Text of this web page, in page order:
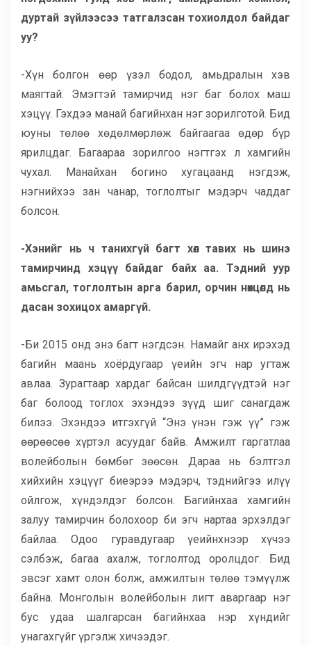
дуртай зүйлээсээ татгалзсан тохиолдол байдаг
уу?
-Хүн болгон өөр үзэл бодол, амьдралын хэв
маягтай. Эмэгтэй тамирчид нэг баг болох маш
хэцүү. Гэхдээ манай багийнхан нэг зорилготой. Бид
юуны төлөө хөдөлмөрлөж байгаагаа өдөр бүр
ярилцдаг. Багаараа зорилгоо нэгтгэх л хамгийн
чухал. Манайхан богино хугацаанд нэгдэж,
нэгнийхээ зан чанар, тоглолтыг мэдэрч чаддаг
болсон.
-Хэнийг нь ч танихгүй багт хөл тавих нь шинэ
тамирчинд хэцүү байдаг байх аа. Тэдний уур
амьсгал, тоглолтын арга барил, орчин нөхцөлд нь
дасан зохицох амаргүй.
-Би 2015 онд энэ багт нэгдсэн. Намайг анх ирэхэд
багийн маань хоёрдугаар үеийн эгч нар угтаж
авлаа. Зурагтаар хардаг байсан шилдгүүдтэй нэг
баг болоод тоглох эхэндээ зүүд шиг санагдаж
билээ. Эхэндээ итгэхгүй “Энэ үнэн гэж үү” гэж
өөрөөсөө хүртэл асуудаг байв. Амжилт гаргатлаа
волейболын бөмбөг зөөсөн. Дараа нь бэлтгэл
хийхийн хэцүүг биеэрээ мэдэрч, тэднийгээ илүү
ойлгож, хүндэлдэг болсон. Багийнхаа хамгийн
залуу тамирчин болохоор би эгч нартаа эрхэлдэг
байлаа. Одоо гуравдугаар үеийнхнээр хүчээ
сэлбэж, багаа ахалж, тоглолтод оролцдог. Бид
эвсэг хамт олон болж, амжилтын төлөө тэмүүлж
байна. Монголын волейболын лигт аваргаар нэг
бус удаа шалгарсан багийнхаа нэр хүндийг
унагахгүйг үргэлж хичээдэг.